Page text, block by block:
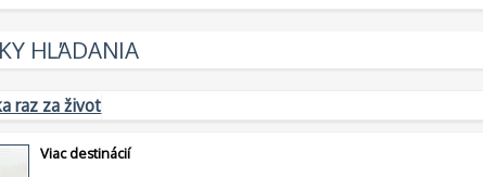
HĽADANIA
raz za život
Viac destinácií